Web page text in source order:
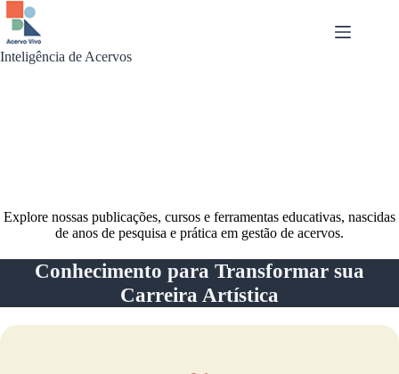
Pular
para
conteúdo
Inteligência de Acervos
Explore nossas publicações, cursos e ferramentas educativas, nascidas
de anos de pesquisa e prática em gestão de acervos.
Conhecimento para Transformar sua
Carreira Artística